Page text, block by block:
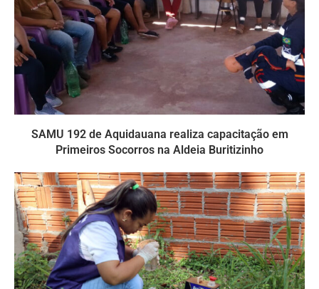
SAMU 192 de Aquidauana realiza capacitação em
Primeiros Socorros na Aldeia Buritizinho